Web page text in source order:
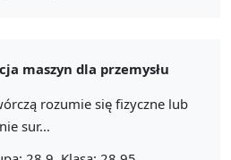
maszyn dla przemysłu
rozumie się fizyczne lub
sur...